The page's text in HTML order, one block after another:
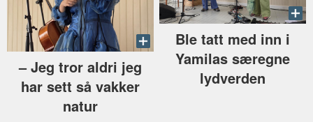
–⁠ Jeg tror aldri jeg
har sett så vakker
natur
Ble tatt med inn i
Yamilas særegne
lydverden